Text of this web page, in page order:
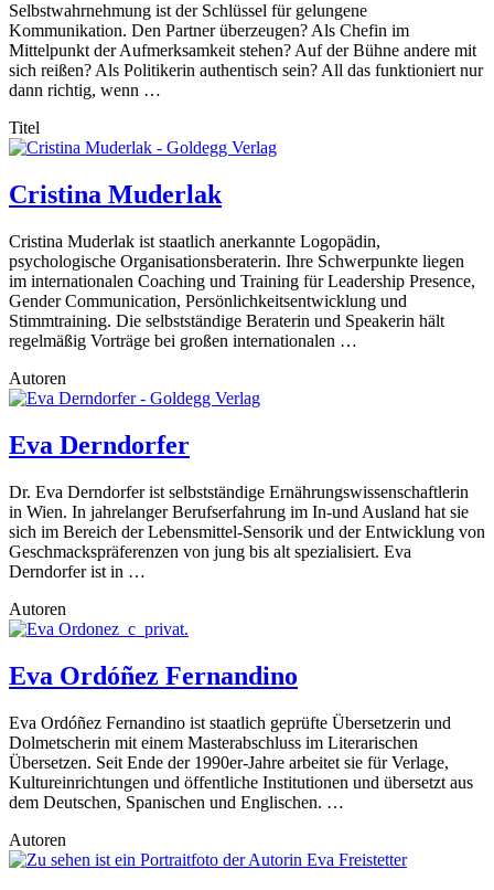
Selbstwahrnehmung ist der Schlüssel für gelungene
Kommunikation. Den Partner überzeugen? Als Chefin im
Mittelpunkt der Aufmerksamkeit stehen? Auf der Bühne andere mit
sich reißen? Als Politikerin authentisch sein? All das funktioniert nur
dann richtig, wenn …
Titel
Cristina Muderlak
Cristina Muderlak ist staatlich anerkannte Logopädin,
psychologische Organisationsberaterin. Ihre Schwerpunkte liegen
im internationalen Coaching und Training für Leadership Presence,
Gender Communication, Persönlichkeitsentwicklung und
Stimmtraining. Die selbstständige Beraterin und Speakerin hält
regelmäßig Vorträge bei großen internationalen …
Autoren
Eva Derndorfer
Dr. Eva Derndorfer ist selbstständige Ernährungswissenschaftlerin
in Wien. In jahrelanger Berufserfahrung im In-und Ausland hat sie
sich im Bereich der Lebensmittel-Sensorik und der Entwicklung von
Geschmackspräferenzen von jung bis alt spezialisiert. Eva
Derndorfer ist in …
Autoren
Eva Ordóñez Fernandino
Eva Ordóñez Fernandino ist staatlich geprüfte Übersetzerin und
Dolmetscherin mit einem Masterabschluss im Literarischen
Übersetzen. Seit Ende der 1990er-Jahre arbeitet sie für Verlage,
Kultureinrichtungen und öffentliche Institutionen und übersetzt aus
dem Deutschen, Spanischen und Englischen. …
Autoren